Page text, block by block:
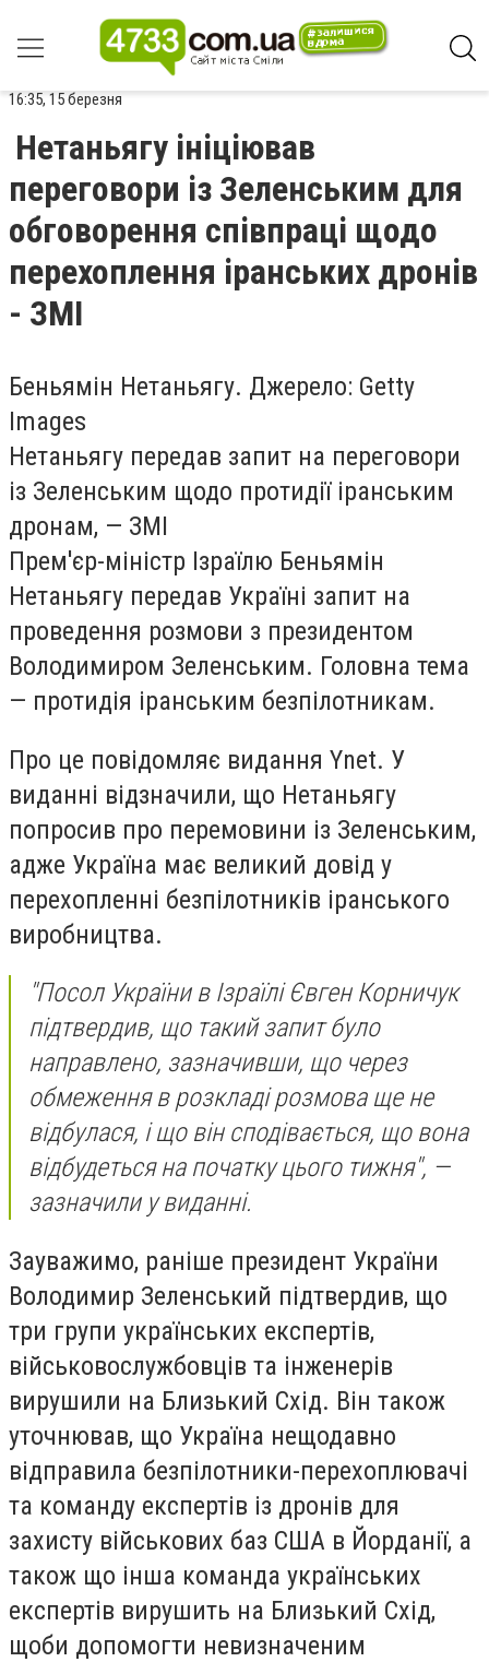
16:35, 15 березня
Нетаньягу ініціював
переговори із Зеленським для
обговорення співпраці щодо
перехоплення іранських дронів
- ЗМІ
Беньямін Нетаньягу. Джерело: Getty
Images
Нетаньягу передав запит на переговори
із Зеленським щодо протидії іранським
дронам, — ЗМІ
Прем'єр-міністр Ізраїлю Беньямін
Нетаньягу передав Україні запит на
проведення розмови з президентом
Володимиром Зеленським. Головна тема
— протидія іранським безпілотникам.
Про це повідомляє видання Ynet. У
виданні відзначили, що Нетаньягу
попросив про перемовини із Зеленським,
адже Україна має великий довід у
перехопленні безпілотників іранського
виробництва.
"Посол України в Ізраїлі Євген Корничук
підтвердив, що такий запит було
направлено, зазначивши, що через
обмеження в розкладі розмова ще не
відбулася, і що він сподівається, що вона
відбудеться на початку цього тижня", —
зазначили у виданні.
Зауважимо, раніше президент України
Володимир Зеленський підтвердив, що
три групи українських експертів,
військовослужбовців та інженерів
вирушили на Близький Схід. Він також
уточнював, що Україна нещодавно
відправила безпілотники-перехоплювачі
та команду експертів із дронів для
захисту військових баз США в Йорданії, а
також що інша команда українських
експертів вирушить на Близький Схід,
щоби допомогти невизначеним